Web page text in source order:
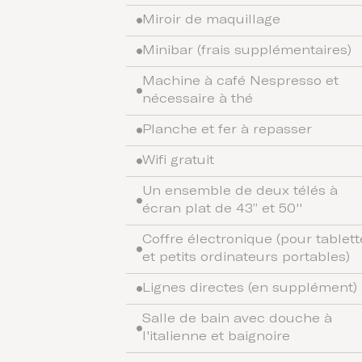
Miroir de maquillage
Minibar (frais supplémentaires)
Machine à café Nespresso et
nécessaire à thé
Planche et fer à repasser
Wifi gratuit
Un ensemble de deux télés à
écran plat de 43” et 50''
Coffre électronique (pour
et petits ordinateurs portables)
Lignes directes (en supplément)
Salle de bain avec douche à
l'italienne et baignoire